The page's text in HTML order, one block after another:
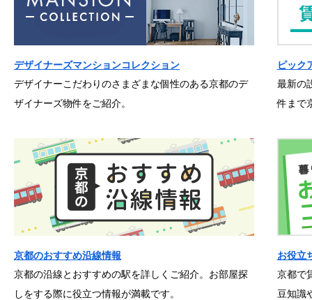
デザイナーズマンションコレクション
デザイナーこだわりのさまざまな個性のある京都のデ
ザイナーズ物件をご紹介。
ピック
最新の
件まで
京都のおすすめ沿線情報
京都の沿線とおすすめの駅を詳しくご紹介。お部屋探
しをする際に役立つ情報が満載です。
お役立
京都で
豆知識